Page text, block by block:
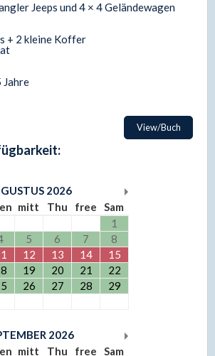
Jeeps und 4 × 4 Geländewagen
+ 2 kleine Koffer
View/Buch
2026
mitt Thu free
Sam
1
5 6 7
8
12 13 14
15
19 20 21
22
26 27 28
29
2026
mitt Thu free
Sam